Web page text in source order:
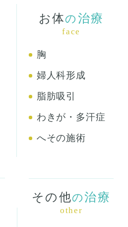
お体の 治療
face
胸
婦人科形成
脂肪吸引
わきが・多汗症
へその施術
その他の治療
other